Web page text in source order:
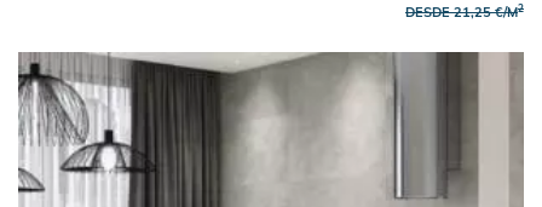
DESDE 21,25 €/M2